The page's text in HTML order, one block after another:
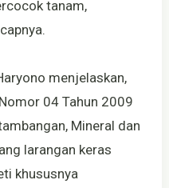
tanam,
menjelaskan,
04 Tahun 2009
Mineral dan
larangan keras
khususnya